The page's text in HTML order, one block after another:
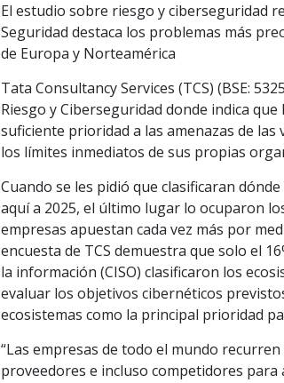
El estudio sobre riesgo y ciberseguridad
Seguridad destaca los problemas más
de Europa y Norteamérica
Tata Consultancy Services (TCS) (BSE:
Riesgo y Ciberseguridad donde indica
suficiente prioridad a las amenazas de
los límites inmediatos de sus propias
Cuando se les pidió que clasificaran
aquí a 2025, el último lugar lo ocuparon
empresas apuestan cada vez más por
encuesta de TCS demuestra que solo el
la información (CISO) clasificaron los
evaluar los objetivos cibernéticos
ecosistemas como la principal prioridad
“Las empresas de todo el mundo
proveedores e incluso competidores